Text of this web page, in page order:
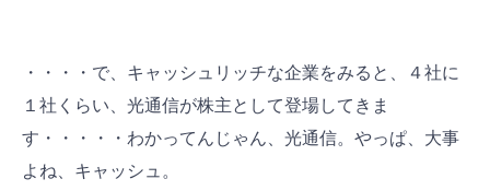
・・・・で、キャッシュリッチな企業をみると、４社に
１社くらい、光通信が株主として登場してきま
す・・・・・わかってんじゃん、光通信。やっぱ、大事
よね、キャッシュ。